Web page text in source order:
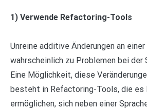
1) Verwende Refactoring-Tools
Unreine additive Änderungen an
wahrscheinlich zu Problemen bei der
Eine Möglichkeit, diese
besteht in Refactoring-Tools, die es
ermöglichen, sich neben einer